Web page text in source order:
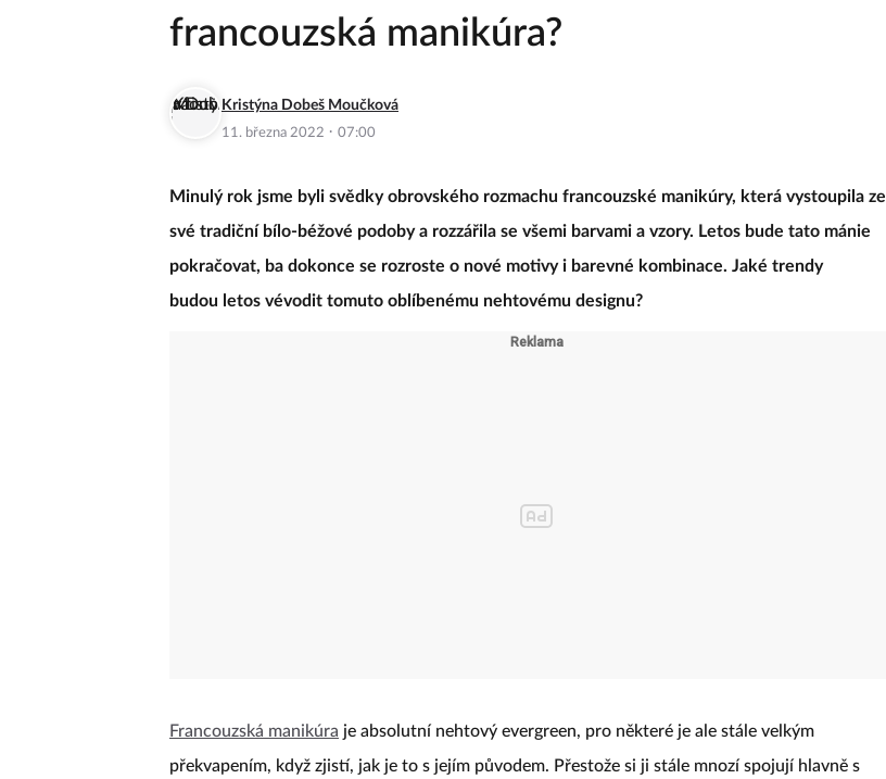
francouzská manikúra?
Kristýna Dobeš Moučková
11. března 2022 · 07:00
Minulý rok jsme byli svědky obrovského rozmachu francouzské manikúry, která vystoupila ze
své tradiční bílo-béžové podoby a rozzářila se všemi barvami a vzory. Letos bude tato mánie
pokračovat, ba dokonce se rozroste o nové motivy i barevné kombinace. Jaké trendy
budou letos vévodit tomuto oblíbenému nehtovému designu?
Francouzská manikúra je absolutní nehtový evergreen, pro některé je ale stále velkým
překvapením, když zjistí, jak je to s jejím původem. Přestože si ji stále mnozí spojují hlavně s